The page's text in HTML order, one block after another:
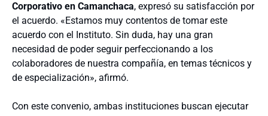
Corporativo en Camanchaca, expresó su satisfacción por
el acuerdo. «Estamos muy contentos de tomar este
acuerdo con el Instituto. Sin duda, hay una gran
necesidad de poder seguir perfeccionando a los
colaboradores de nuestra compañía, en temas técnicos y
de especialización», afirmó.
Con este convenio, ambas instituciones buscan ejecutar